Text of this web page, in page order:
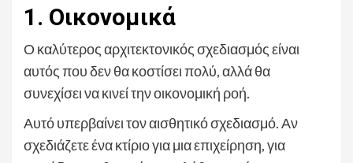
1. Οικονομικά
Ο καλύτερος αρχιτεκτονικός σχεδιασμός είναι
αυτός που δεν θα κοστίσει πολύ, αλλά θα
συνεχίσει να κινεί την οικονομική ροή.
Αυτό υπερβαίνει τον αισθητικό σχεδιασμό. Αν
σχεδιάζετε ένα κτίριο για μια επιχείρηση, για